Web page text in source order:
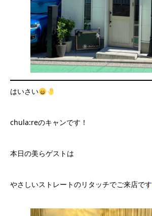
はいさい
chula:reのキャンです！
本日の美らゲストは
やさしいストレートのリタッチでご来店です